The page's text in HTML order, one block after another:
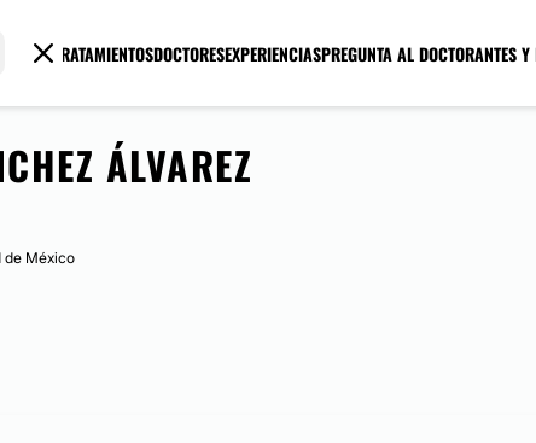
TRATAMIENTOSDOCTORESEXPERIENCIASPREGUNTA AL DOCTORANTES Y
ÁLVAREZ
de México